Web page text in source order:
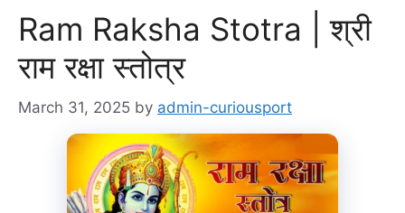
Ram Raksha Stotra | श्री
राम रक्षा स्तोत्र
March 31, 2025 by admin-curiousport